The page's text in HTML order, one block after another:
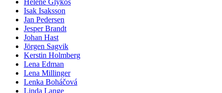
Isak Isaksson
Jan Pedersen
Jesper Brandt
Johan Hast
Jörgen Sagvik
Kerstin Holmberg
Lena Edman
Lena Millinger
Lenka Boháčová
Linda Lange